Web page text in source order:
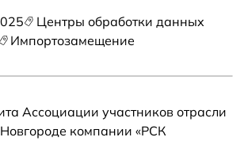
Центры обработки данных
Импортозамещение
Ассоциации участников отрасли
компании «РСК